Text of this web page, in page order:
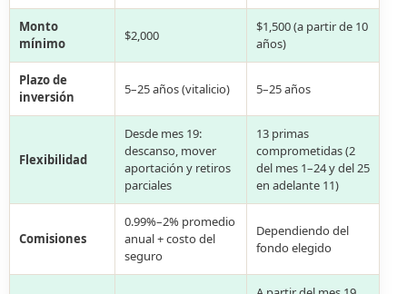
Monto
mínimo
$2,000
$1,500 (a partir de 10
años)
Plazo de
inversión
5–25 años (vitalicio) 5–25 años
Flexibilidad
Desde mes 19:
descanso, mover
aportación y retiros
parciales
13 primas
comprometidas (2
del mes 1–24 y del 25
en adelante 11)
Comisiones
0.99%–2% promedio
anual + costo del
seguro
Dependiendo del
fondo elegido